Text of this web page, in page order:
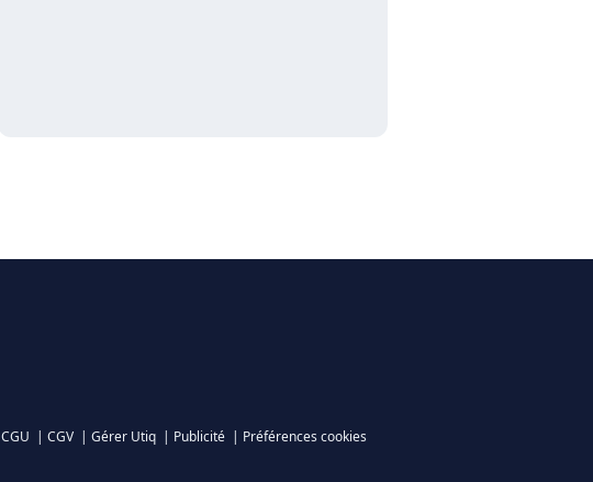
CGU | CGV | Gérer Utiq | Publicité | Préférences cookies